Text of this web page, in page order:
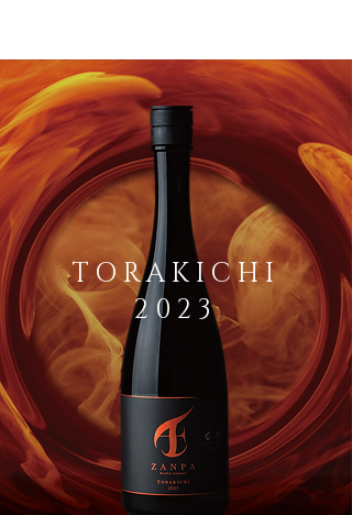
TORAKICHI
2023